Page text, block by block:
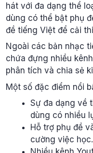
hát với đa dạng thể
dùng có thể bật phụ
đề tiếng Việt để cải
Ngoài các bản nhạc
chứa đựng nhiều
phân tích và chia sẻ
Một số đặc điểm nổi
Sự đa dạng về
dùng có nhiều
Hỗ trợ phụ đề
cường việc học.